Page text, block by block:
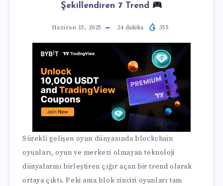
Şekillendiren 7 Trend
Haziran 15, 2025 24dakika 355
Sürekli gelişen oyun dünyasında blockchain
oyunları, oyun ve merkezi olmayan teknoloji
dünyalarını birleştiren çığır açan bir trend olarak
ortaya çıktı. Peki ama blok zinciri oyunları tam